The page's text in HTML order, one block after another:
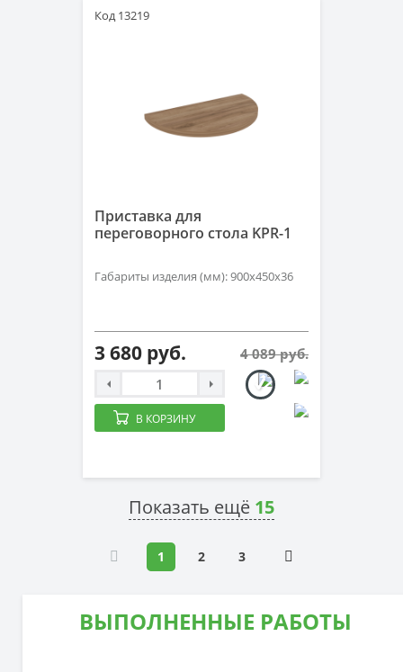
Код 13219
Приставка для
переговорного стола KPR-1
Габариты изделия (мм): 900х450х36
3 680 руб. 4 089 руб.
В КОРЗИНУ
Показать ещё 15
1 2 3
ВЫПОЛНЕННЫЕ РАБОТЫ